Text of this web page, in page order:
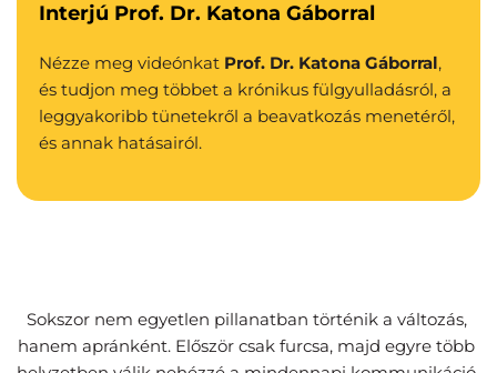
Interjú Prof. Dr. Katona Gáborral
Nézze meg videónkat Prof. Dr. Katona Gáborral,
és tudjon meg többet a krónikus fülgyulladásról, a
leggyakoribb tünetekről a beavatkozás menetéről,
és annak hatásairól.
Sokszor nem egyetlen pillanatban történik a változás,
hanem apránként. Először csak furcsa, majd egyre több